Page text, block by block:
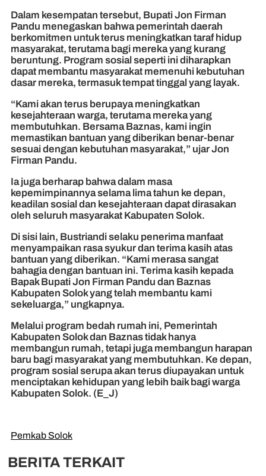
Dalam kesempatan tersebut, Bupati Jon Firman
Pandu menegaskan bahwa pemerintah daerah
berkomitmen untuk terus meningkatkan taraf hidup
masyarakat, terutama bagi mereka yang kurang
beruntung. Program sosial seperti ini diharapkan
dapat membantu masyarakat memenuhi kebutuhan
dasar mereka, termasuk tempat tinggal yang layak.
“Kami akan terus berupaya meningkatkan
kesejahteraan warga, terutama mereka yang
membutuhkan. Bersama Baznas, kami ingin
memastikan bantuan yang diberikan benar-benar
sesuai dengan kebutuhan masyarakat,” ujar Jon
Firman Pandu.
Ia juga berharap bahwa dalam masa
kepemimpinannya selama lima tahun ke depan,
keadilan sosial dan kesejahteraan dapat dirasakan
oleh seluruh masyarakat Kabupaten Solok.
Di sisi lain, Bustriandi selaku penerima manfaat
menyampaikan rasa syukur dan terima kasih atas
bantuan yang diberikan. “Kami merasa sangat
bahagia dengan bantuan ini. Terima kasih kepada
Bapak Bupati Jon Firman Pandu dan Baznas
Kabupaten Solok yang telah membantu kami
sekeluarga,” ungkapnya.
Melalui program bedah rumah ini, Pemerintah
Kabupaten Solok dan Baznas tidak hanya
membangun rumah, tetapi juga membangun harapan
baru bagi masyarakat yang membutuhkan. Ke depan,
program sosial serupa akan terus diupayakan untuk
menciptakan kehidupan yang lebih baik bagi warga
Kabupaten Solok. (E_J)
Pemkab Solok
BERITA TERKAIT